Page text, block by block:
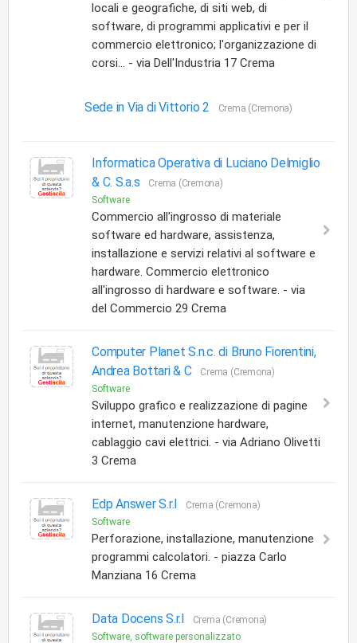
locali e geografiche, di siti web, di
software, di programmi applicativi e per il
commercio elettronico; l'organizzazione di
corsi... - via Dell'Industria 17 Crema
Sede in Via di Vittorio 2 Crema (Cremona)
Informatica Operativa di Luciano Delmiglio
& C. S.a.s
Crema (Cremona)
Software
Commercio all'ingrosso di materiale
software ed hardware, assistenza,
installazione e servizi relativi al software e
hardware. Commercio elettronico
all'ingrosso di hardware e software. - via
del Commercio 29 Crema
Computer Planet S.n.c. di Bruno Fiorentini,
Andrea Bottari & C
Crema (Cremona)
Software
Sviluppo grafico e realizzazione di pagine
internet, manutenzione hardware,
cablaggio cavi elettrici. - via Adriano Olivetti
3 Crema
Edp Answer S.r.l
Crema (Cremona)
Software
Perforazione, installazione, manutenzione
programmi calcolatori. - piazza Carlo
Manziana 16 Crema
Data Docens S.r.l
Crema (Cremona)
Software, software personalizzato